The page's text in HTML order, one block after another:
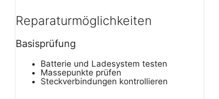
Reparaturmöglichkeiten
Basisprüfung
Batterie und Ladesystem testen
Massepunkte prüfen
Steckverbindungen kontrollieren